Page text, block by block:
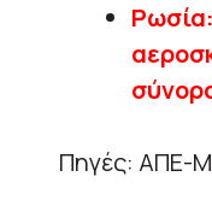
Πηγές: ΑΠΕ-